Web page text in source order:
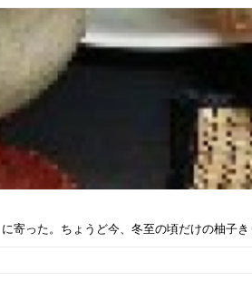
寄った。ちょうど今、冬至の頃だけの柚子